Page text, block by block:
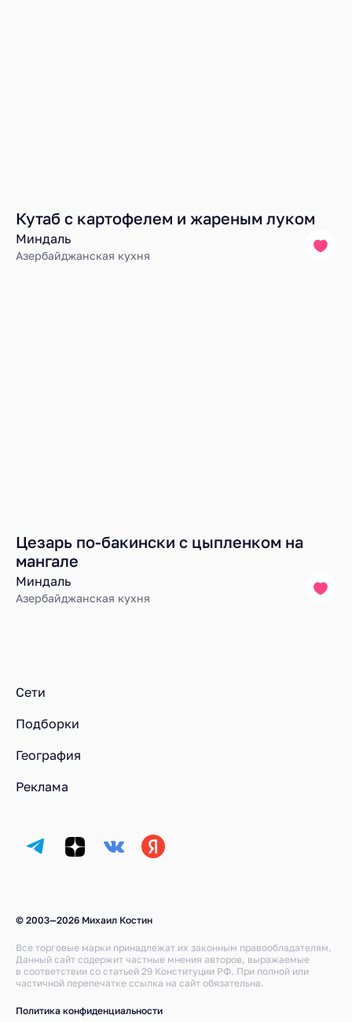
Кутаб с картофелем и жареным луком
Миндаль
Азербайджанская кухня
Цезарь по-бакински с цыпленком на
мангале
Миндаль
Азербайджанская кухня
© 2003—2026 Михаил Костин
Все торговые марки принадлежат их законным правообладателям.
Данный сайт содержит частные мнения авторов, выражаемые
в соответствии со статьей 29 Конституции РФ. При полной или
частичной перепечатке ссылка на сайт обязательна.
Политика конфиденциальности
Сети
Подборки
География
Реклама